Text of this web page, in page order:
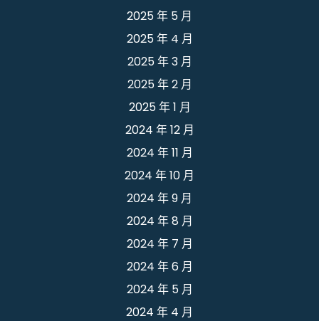
2025 年 5 月
2025 年 4 月
2025 年 3 月
2025 年 2 月
2025 年 1 月
2024 年 12 月
2024 年 11 月
2024 年 10 月
2024 年 9 月
2024 年 8 月
2024 年 7 月
2024 年 6 月
2024 年 5 月
2024 年 4 月